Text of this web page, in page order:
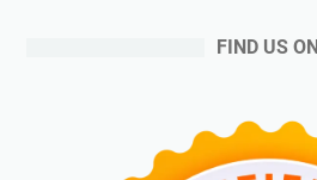
FIND US ON